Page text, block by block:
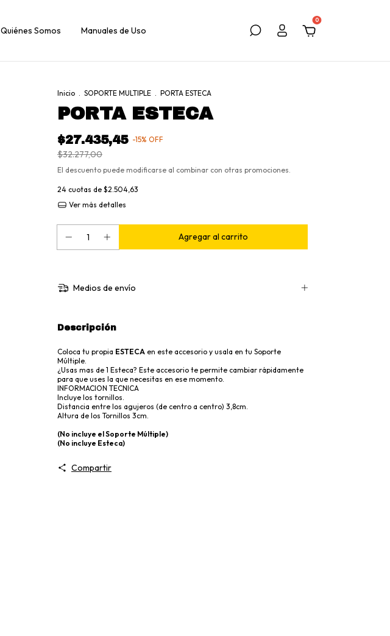
Quiénes Somos Manuales de Uso
0
Inicio . SOPORTE MULTIPLE . PORTA ESTECA
PORTA ESTECA
$27.435,45 -15% OFF
$32.277,00
El descuento puede modificarse al combinar con otras promociones.
24 cuotas de $2.504,63
Ver más detalles
Medios de envío
Descripción
Coloca tu propia ESTECA en este accesorio y usala en tu Soporte
Múltiple.
¿Usas mas de 1 Esteca? Este accesorio te permite cambiar rápidamente
para que uses la que necesitas en ese momento.
INFORMACION TECNICA
Incluye los tornillos.
Distancia entre los agujeros (de centro a centro) 3,8cm.
Altura de los Tornillos 3cm.
(No incluye el Soporte Múltiple)
(No incluye Esteca)
Compartir